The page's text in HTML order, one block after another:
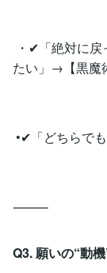
・✔︎「絶対に
たい」→【黒魔
•✔︎「どちらで
⸻
Q3. 願いの“動